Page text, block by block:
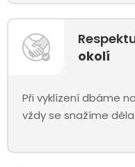
okolí
Při vyklízení dbáme
vždy se snažíme